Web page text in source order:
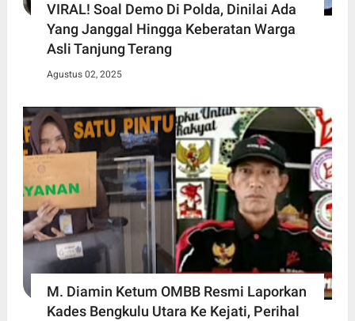
VIRAL! Soal Demo Di Polda, Dinilai Ada
Yang Janggal Hingga Keberatan Warga
Asli Tanjung Terang
Agustus 02, 2025
M. Diamin Ketum OMBB Resmi Laporkan
Kades Bengkulu Utara Ke Kejati, Perihal